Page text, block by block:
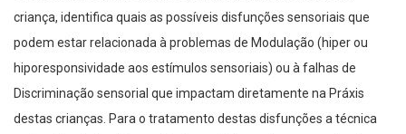
criança, identifica quais as possíveis disfunções sensoriais que
podem estar relacionada à problemas de Modulação (hiper ou
hiporesponsividade aos estímulos sensoriais) ou à falhas de
Discriminação sensorial que impactam diretamente na Práxis
destas crianças. Para o tratamento destas disfunções a técnica